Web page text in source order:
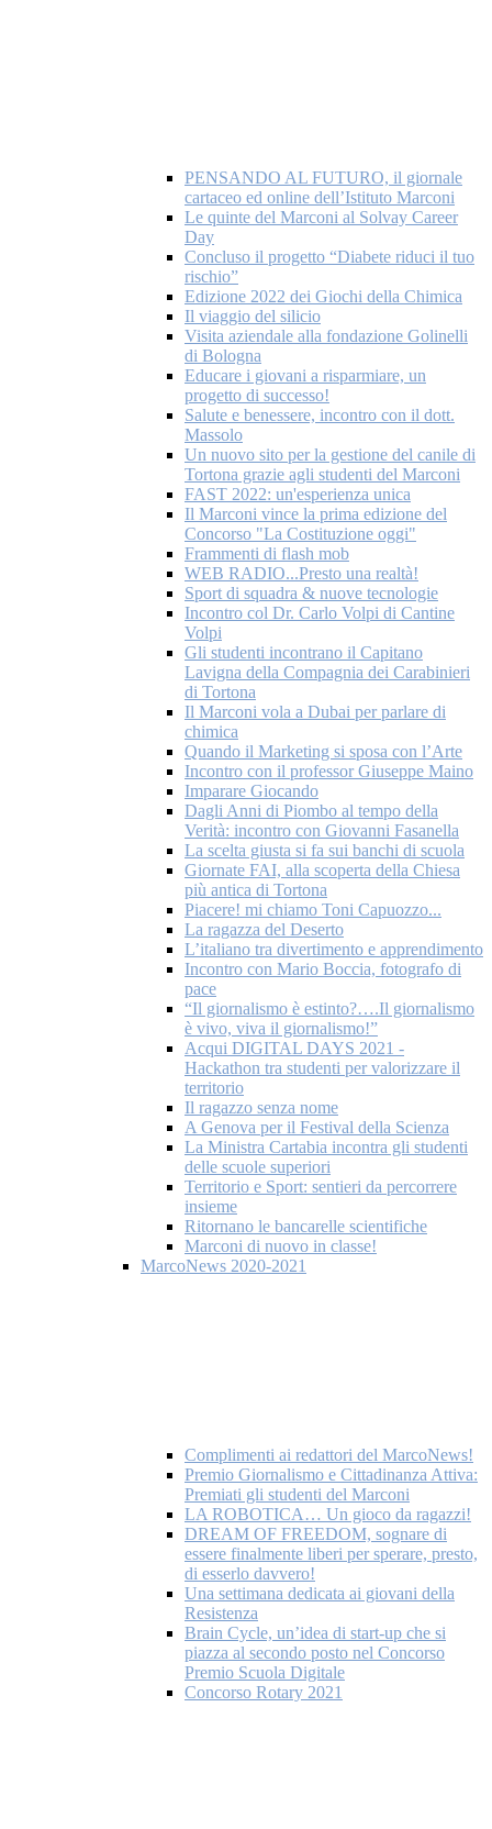
PENSANDO AL FUTURO, il giornale
cartaceo ed online dell’Istituto Marconi
Le quinte del Marconi al Solvay Career
Day
Concluso il progetto “Diabete riduci il tuo
rischio”
Edizione 2022 dei Giochi della Chimica
Il viaggio del silicio
Visita aziendale alla fondazione Golinelli
di Bologna
Educare i giovani a risparmiare, un
progetto di successo!
Salute e benessere, incontro con il dott.
Massolo
Un nuovo sito per la gestione del canile di
Tortona grazie agli studenti del Marconi
FAST 2022: un'esperienza unica
Il Marconi vince la prima edizione del
Concorso "La Costituzione oggi"
Frammenti di flash mob
WEB RADIO...Presto una realtà!
Sport di squadra & nuove tecnologie
Incontro col Dr. Carlo Volpi di Cantine
Volpi
Gli studenti incontrano il Capitano
Lavigna della Compagnia dei Carabinieri
di Tortona
Il Marconi vola a Dubai per parlare di
chimica
Quando il Marketing si sposa con l’Arte
Incontro con il professor Giuseppe Maino
Imparare Giocando
Dagli Anni di Piombo al tempo della
Verità: incontro con Giovanni Fasanella
La scelta giusta si fa sui banchi di scuola
Giornate FAI, alla scoperta della Chiesa
più antica di Tortona
Piacere! mi chiamo Toni Capuozzo...
La ragazza del Deserto
L’italiano tra divertimento e apprendimento
Incontro con Mario Boccia, fotografo di
pace
“Il giornalismo è estinto?….Il giornalismo
è vivo, viva il giornalismo!”
Acqui DIGITAL DAYS 2021 -
Hackathon tra studenti per valorizzare il
territorio
Il ragazzo senza nome
A Genova per il Festival della Scienza
La Ministra Cartabia incontra gli studenti
delle scuole superiori
Territorio e Sport: sentieri da percorrere
insieme
Ritornano le bancarelle scientifiche
Marconi di nuovo in classe!
MarcoNews 2020-2021
Complimenti ai redattori del MarcoNews!
Premio Giornalismo e Cittadinanza Attiva:
Premiati gli studenti del Marconi
LA ROBOTICA… Un gioco da ragazzi!
DREAM OF FREEDOM, sognare di
essere finalmente liberi per sperare, presto,
di esserlo davvero!
Una settimana dedicata ai giovani della
Resistenza
Brain Cycle, un’idea di start-up che si
piazza al secondo posto nel Concorso
Premio Scuola Digitale
Concorso Rotary 2021